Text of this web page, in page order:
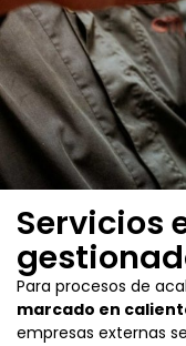
Servicios
Para procesos de
marcado en
empresas externas